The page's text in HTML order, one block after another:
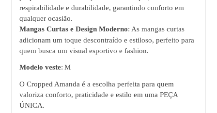
respirabilidade e durabilidade, garantindo conforto em
qualquer ocasião.
Mangas Curtas e Design Moderno: As mangas curtas
adicionam um toque descontraído e estiloso, perfeito para
quem busca um visual esportivo e fashion.
Modelo veste: M
O Cropped Amanda é a escolha perfeita para quem
valoriza conforto, praticidade e estilo em uma PEÇA
ÚNICA.